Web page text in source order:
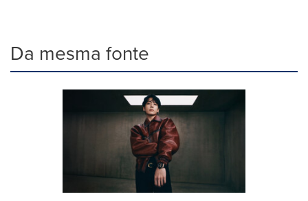
Da mesma fonte